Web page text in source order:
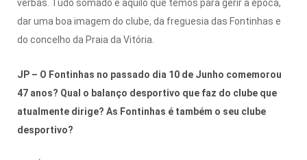
verbas. Tudo somado é aquilo que temos para gerir a época,
dar uma boa imagem do clube, da freguesia das Fontinhas e
do concelho da Praia da Vitória.
JP – O Fontinhas no passado dia 10 de Junho comemorou
47 anos? Qual o balanço desportivo que faz do clube que
atualmente dirige? As Fontinhas é também o seu clube
desportivo?